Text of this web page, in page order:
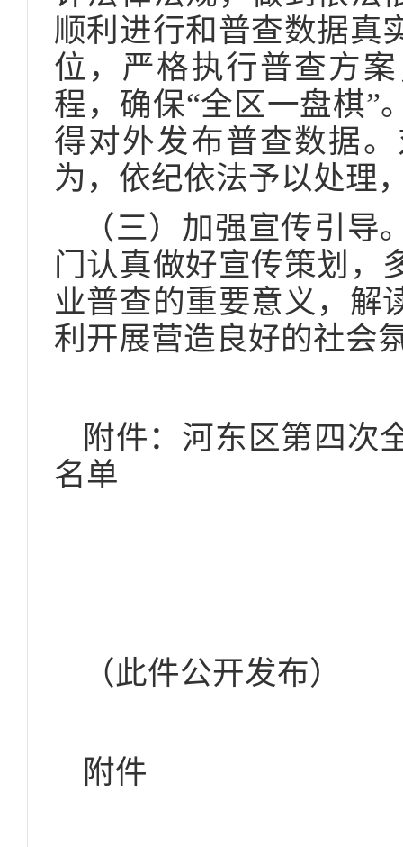
顺利进行和普查数据真
位，严格执行普查方
程，确保“全区一盘棋”
得对外发布普查数据
为，依纪依法予以处理
（三）加强宣传引
门认真做好宣传策划，
业普查的重要意义，解
利开展营造良好的社会
附件：河东区第四次
名单
（此件公开发布）
附件